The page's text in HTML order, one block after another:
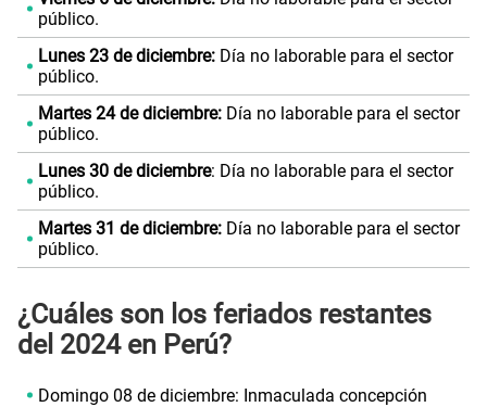
público.
Lunes 23 de diciembre:Día no laborable para el sector
público.
Martes 24 de diciembre: Día no laborable para el sector
público.
Lunes 30 de diciembre: Día no laborable para el sector
público.
Martes 31 de diciembre: Día no laborable para el sector
público.
¿Cuáles son los feriados restantes
del 2024 en Perú?
Domingo 08 de diciembre: Inmaculada concepción